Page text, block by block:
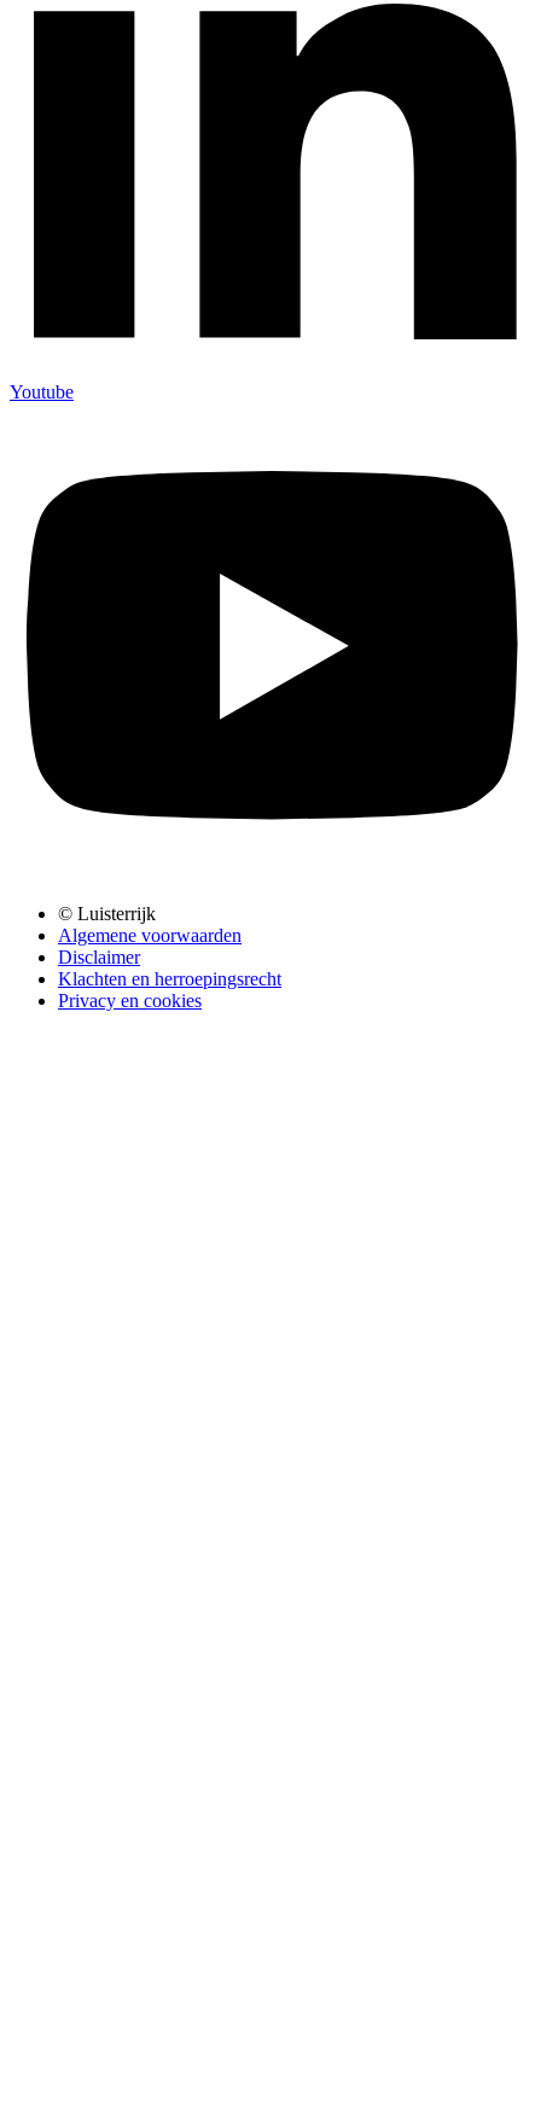
Youtube
© Luisterrijk
Algemene voorwaarden
Disclaimer
Klachten en herroepingsrecht
Privacy en cookies